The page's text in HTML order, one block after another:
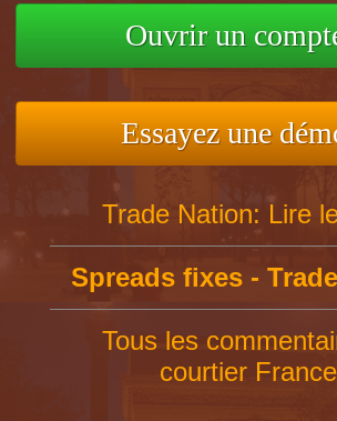
Ouvrir un
Essayez une
Trade Nation: Lire
Spreads fixes -
Tous les
courtier France